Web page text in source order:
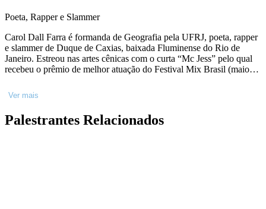
Poeta, Rapper e Slammer
Carol Dall Farra é formanda de Geografia pela UFRJ, poeta, rapper
e slammer de Duque de Caxias, baixada Fluminense do Rio de
Janeiro. Estreou nas artes cênicas com o curta “Mc Jess” pelo qual
recebeu o prêmio de melhor atuação do Festival Mix Brasil (maior
para realizar a primeira batalha de slam no Rock in Rio (2019). Teve
grande reconhecimento no âmbito literário pelo seu poema “Na
e posteriormente publicado no livro “Querem nos calar: poemas para
Ver mais
Palestrantes Relacionados